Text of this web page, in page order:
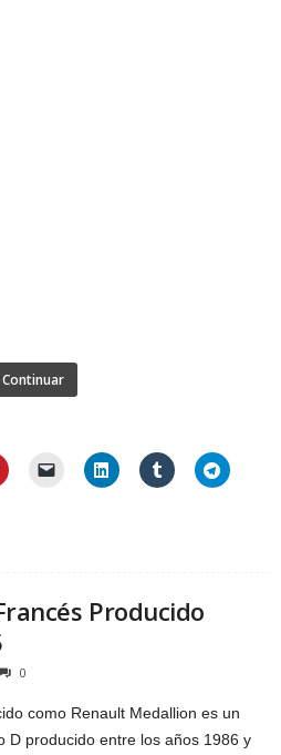
Continuar
Producido
0
como Renault Medallion es un
D producido entre los años 1986 y